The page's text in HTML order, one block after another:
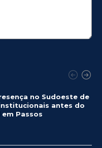
no Sudoeste de
antes do
Passos